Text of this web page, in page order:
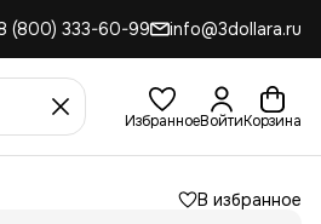
(800) 333-60-99 info@3dollara.ru
ИзбранноеВойтиКорзина
В избранное